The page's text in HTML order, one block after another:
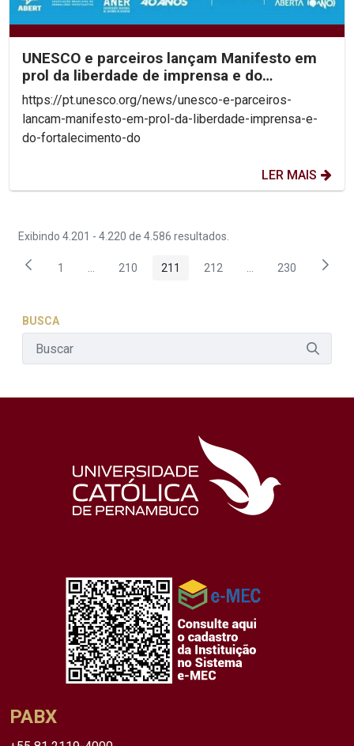
UNESCO e parceiros lançam Manifesto em
prol da liberdade de imprensa e do
fortalecimento do...
https://pt.unesco.org/news/unesco-e-parceiros-
lancam-manifesto-em-prol-da-liberdade-imprensa-e-
do-fortalecimento-do
LER MAIS
Exibindo 4.201 - 4.220 de 4.586 resultados.
Página
1 ...Páginas intermediárias Usar ABA para navegar.
Página
210 Página
211 Página
212 ...PáginasPágina
230
BUSCA
PABX